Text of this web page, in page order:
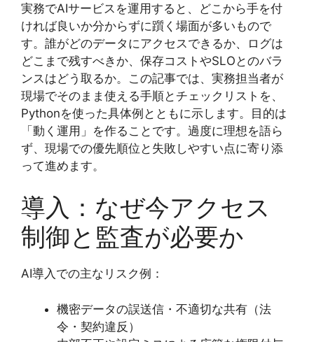
実務でAIサービスを運用すると、どこから手を付
ければ良いか分からずに躓く場面が多いもので
す。誰がどのデータにアクセスできるか、ログは
どこまで残すべきか、保存コストやSLOとのバラ
ンスはどう取るか。この記事では、実務担当者が
現場でそのまま使える手順とチェックリストを、
Pythonを使った具体例とともに示します。目的は
「動く運用」を作ることです。過度に理想を語ら
ず、現場での優先順位と失敗しやすい点に寄り添
って進めます。
導入：なぜ今アクセス
制御と監査が必要か
AI導入での主なリスク例：
機密データの誤送信・不適切な共有（法
令・契約違反）